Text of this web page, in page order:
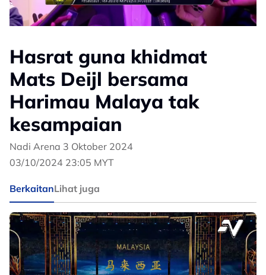
Hasrat guna khidmat
Mats Deijl bersama
Harimau Malaya tak
kesampaian
Nadi Arena 3 Oktober 2024
03/10/2024 23:05 MYT
BerkaitanLihat juga